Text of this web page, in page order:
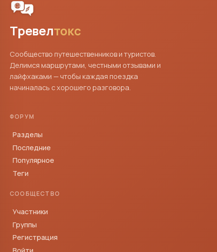
Тревелтокс
Сообщество путешественников и туристов.
Делимся маршрутами, честными отзывами и
лайфхаками — чтобы каждая поездка
начиналась с хорошего разговора.
ФОРУМ
Разделы
Последние
Популярное
Теги
СООБЩЕСТВО
Участники
Группы
Регистрация
Войти